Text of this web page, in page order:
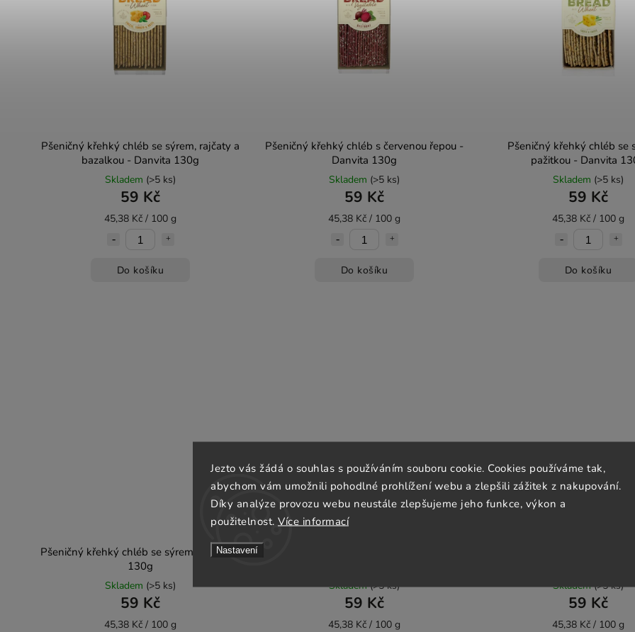
Jezto vás žádá o souhlas s používáním souboru cookie. Cookies používáme tak,
abychom vám umožnili pohodlné prohlížení webu a zlepšili zážitek z nakupování.
Díky analýze provozu webu neustále zlepšujeme jeho funkce, výkon a
použitelnost. Více informací
Nastavení
Pšeničný křehký chléb se sýrem, rajčaty a
bazalkou - Danvita 130g
Skladem (>5 ks)
59 Kč
45,38 Kč / 100 g
Do košíku
Pšeničný křehký chléb s červenou řepou -
Danvita 130g
Skladem (>5 ks)
59 Kč
45,38 Kč / 100 g
Do košíku
Pšeničný křehký chléb se
pažitkou - Danvita
Skladem (>5 ks)
59 Kč
45,38 Kč / 100 g
Do košíku
Pšeničný křehký chléb se sýrem - Danvita
130g
Skladem (>5 ks)
59 Kč
45,38 Kč / 100 g
Skladem(>5 ks)
59 Kč
45,38 Kč / 100 g
Skladem(>5 ks)
59 Kč
45,38 Kč / 100 g